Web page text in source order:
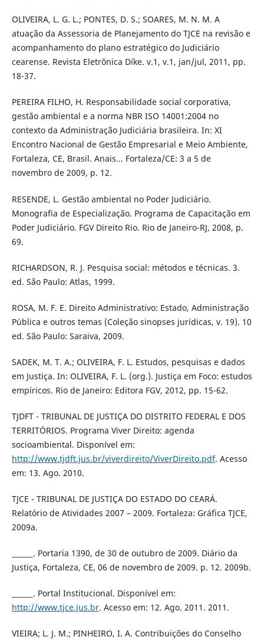
OLIVEIRA, L. G. L.; PONTES, D. S.; SOARES, M. N. M. A
atuação da Assessoria de Planejamento do TJCE na revisão e
acompanhamento do plano estratégico do Judiciário
cearense. Revista Eletrônica Díke. v.1, v.1, jan/jul, 2011, pp.
18-37.
PEREIRA FILHO, H. Responsabilidade social corporativa,
gestão ambiental e a norma NBR ISO 14001:2004 no
contexto da Administração Judiciária brasileira. In: XI
Encontro Nacional de Gestão Empresarial e Meio Ambiente,
Fortaleza, CE, Brasil. Anais... Fortaleza/CE: 3 a 5 de
novembro de 2009, p. 12.
RESENDE, L. Gestão ambiental no Poder Judiciário.
Monografia de Especialização. Programa de Capacitação em
Poder Judiciário. FGV Direito Rio. Rio de Janeiro-RJ, 2008, p.
69.
RICHARDSON, R. J. Pesquisa social: métodos e técnicas. 3.
ed. São Paulo: Atlas, 1999.
ROSA, M. F. E. Direito Administrativo: Estado, Administração
Pública e outros temas (Coleção sinopses jurídicas, v. 19). 10
ed. São Paulo: Saraiva, 2009.
SADEK, M. T. A.; OLIVEIRA, F. L. Estudos, pesquisas e dados
em Justiça. In: OLIVEIRA, F. L. (org.). Justiça em Foco: estudos
empíricos. Rio de Janeiro: Editora FGV, 2012, pp. 15-62.
TJDFT - TRIBUNAL DE JUSTIÇA DO DISTRITO FEDERAL E DOS
TERRITÓRIOS. Programa Viver Direito: agenda
socioambiental. Disponível em:
http://www.tjdft.jus.br/viverdireito/ViverDireito.pdf. Acesso
em: 13. Ago. 2010.
TJCE - TRIBUNAL DE JUSTIÇA DO ESTADO DO CEARÁ.
Relatório de Atividades 2007 – 2009. Fortaleza: Gráfica TJCE,
2009a.
______. Portaria 1390, de 30 de outubro de 2009. Diário da
Justiça, Fortaleza, CE, 06 de novembro de 2009. p. 12. 2009b.
______. Portal Institucional. Disponível em:
http://www.tjce.jus.br. Acesso em: 12. Ago. 2011. 2011.
VIEIRA; L. J. M.; PINHEIRO, I. A. Contribuições do Conselho